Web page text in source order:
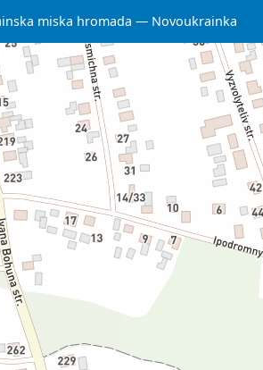
miska hromada Novoukrainka